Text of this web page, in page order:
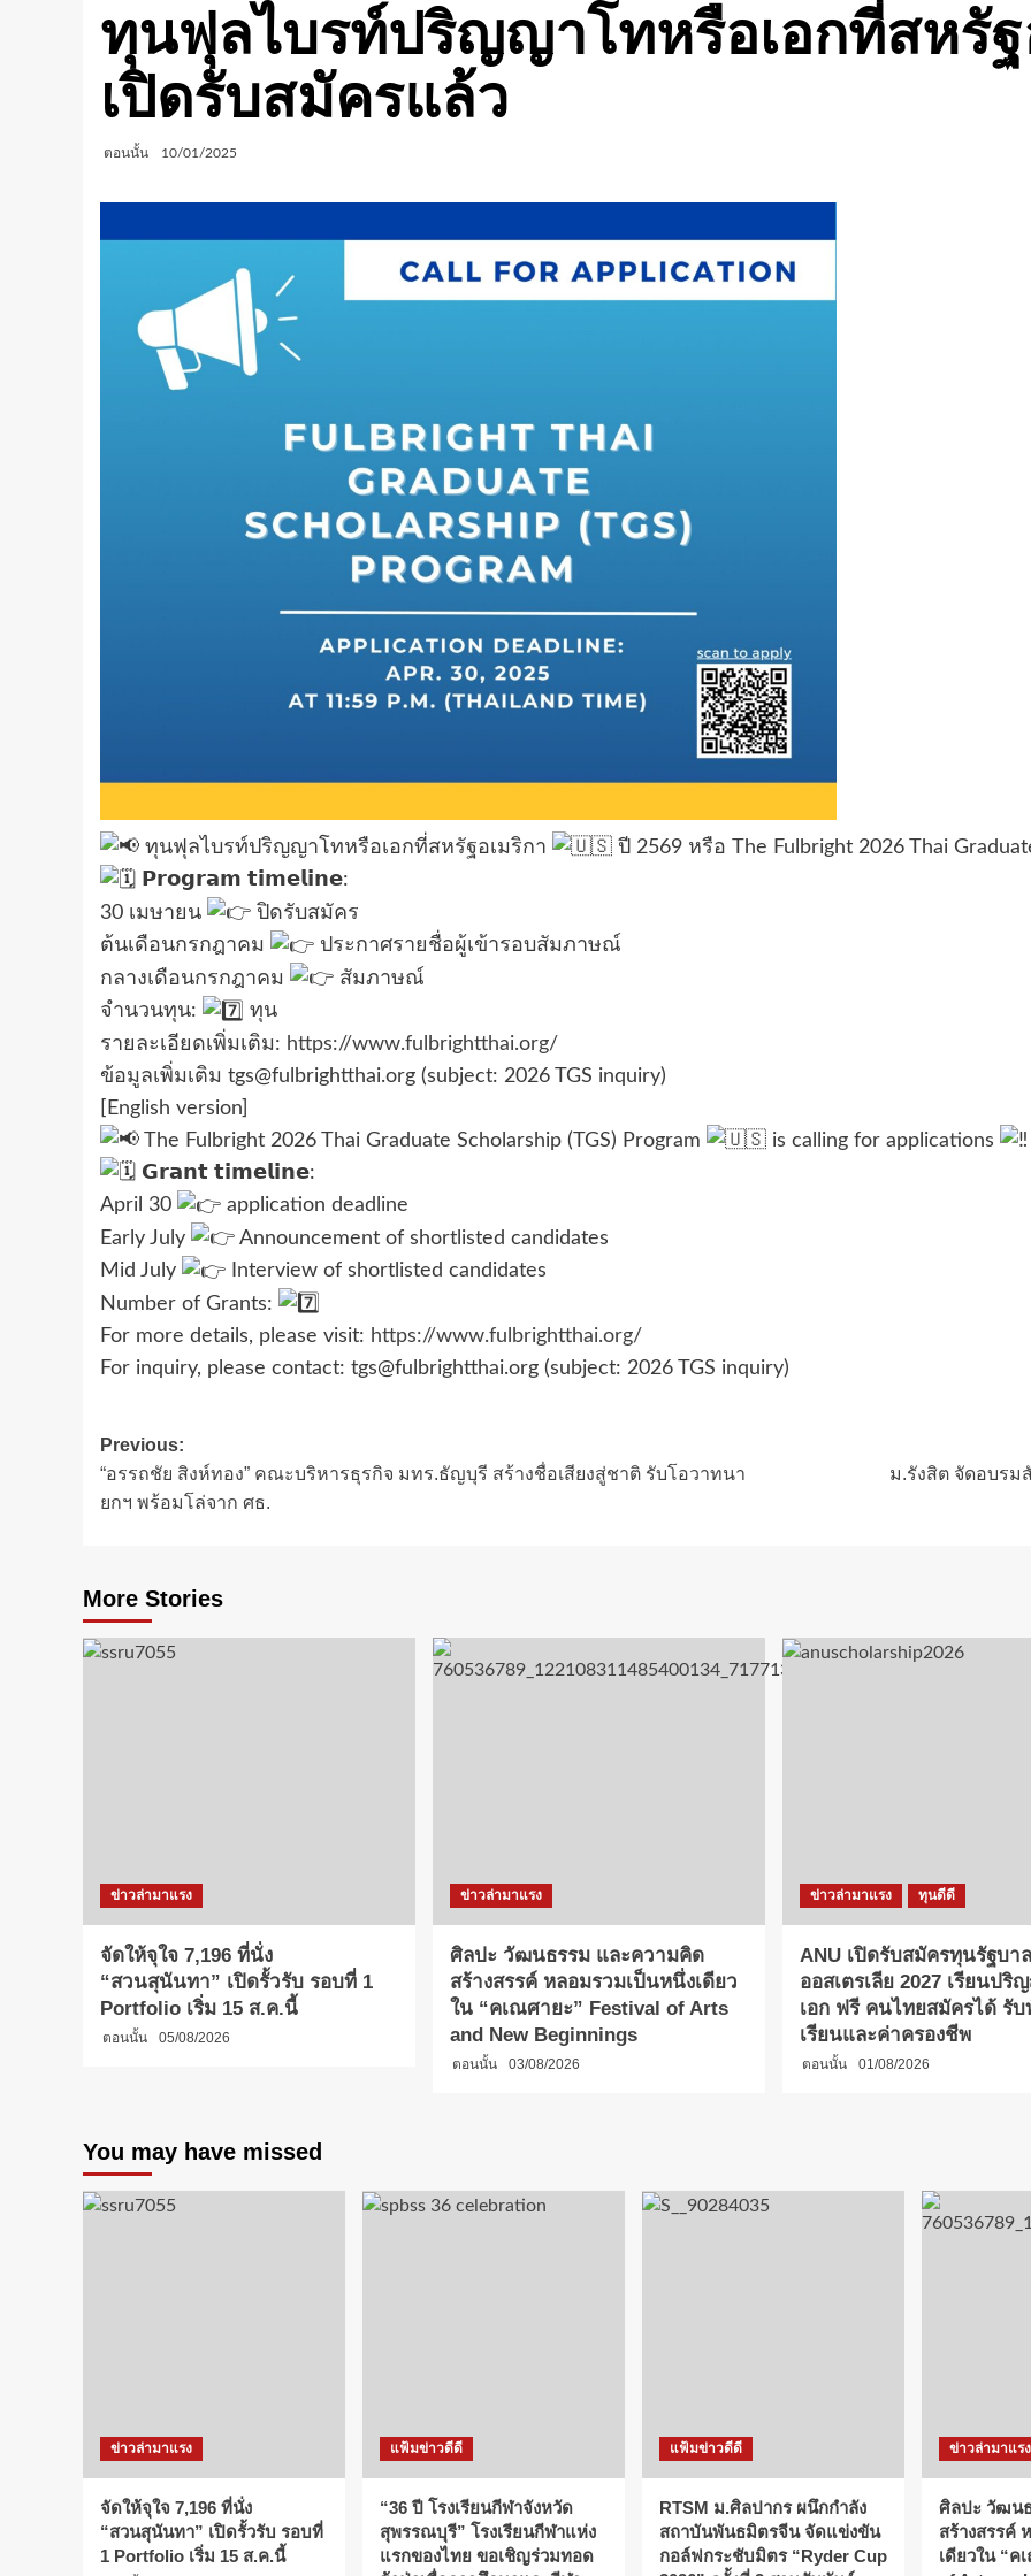
ทุนฟุลไบรท์ปริญญาโทหรือเอกที่สหรัฐ
เปิดรับสมัครแล้ว
ตอนนั้น 10/01/2025
ทุนฟุลไบรท์ปริญญาโทหรือเอกที่สหรัฐอเมริกา
ปี 2569 หรือ The Fulbright 2026 Thai
𝗣𝗿𝗼𝗴𝗿𝗮𝗺 𝘁𝗶𝗺𝗲𝗹𝗶𝗻𝗲:
30 เมษายน
ปิดรับสมัคร
ต้นเดือนกรกฎาคม
ประกาศรายชื่อผู้เข้ารอบสัมภาษณ์
กลางเดือนกรกฎาคม
สัมภาษณ์
จำนวนทุน:
ทุน
รายละเอียดเพิ่มเติม: https://www.fulbrightthai.org/
ข้อมูลเพิ่มเติม tgs@fulbrightthai.org (subject: 2026 TGS inquiry)
[English version]
The Fulbright 2026 Thai Graduate Scholarship (TGS) Program
is calling for applications
𝗚𝗿𝗮𝗻𝘁 𝘁𝗶𝗺𝗲𝗹𝗶𝗻𝗲:
April 30
application deadline
Early July
Announcement of shortlisted candidates
Mid July
Interview of shortlisted candidates
Number of Grants:
For more details, please visit: https://www.fulbrightthai.org/
For inquiry, please contact: tgs@fulbrightthai.org (subject: 2026 TGS inquiry)
Post
navigation
Previous:
“อรรถชัย สิงห์ทอง” คณะบริหารธุรกิจ มทร.ธัญบุรี สร้างชื่อเสียงสู่ชาติ รับโอวาทนา
ยกฯ พร้อมโล่จาก ศธ.
ม.รังสิต จัดอบรม
More Stories
ข่าวล่ามาแรง
จัดให้จุใจ 7,196 ที่นั่ง
“สวนสุนันทา” เปิดรั้วรับ รอบที่ 1
Portfolio เริ่ม 15 ส.ค.นี้
ตอนนั้น 05/08/2026
ข่าวล่ามาแรง
ศิลปะ วัฒนธรรม และความคิด
สร้างสรรค์ หลอมรวมเป็นหนึ่งเดียว
ใน “คเณศายะ” Festival of Arts
and New Beginnings
ตอนนั้น 03/08/2026
ข่าวล่ามาแรง ทุนดีดี
ANU เปิดรับสมัครทุนรัฐบาล
ออสเตรเลีย 2027 เรียนปริ
เอก ฟรี คนไทยสมัครได้ รับ
เรียนและค่าครองชีพ
ตอนนั้น 01/08/2026
You may have missed
ข่าวล่ามาแรง
จัดให้จุใจ 7,196 ที่นั่ง
“สวนสุนันทา” เปิดรั้วรับ รอบที่
1 Portfolio เริ่ม 15 ส.ค.นี้
แฟ้มข่าวดีดี
“36 ปี โรงเรียนกีฬาจังหวัด
สุพรรณบุรี” โรงเรียนกีฬาแห่ง
แรกของไทย ขอเชิญร่วมทอด
แฟ้มข่าวดีดี
RTSM ม.ศิลปากร ผนึกกำลัง
สถาบันพันธมิตรจีน จัดแข่งขัน
กอล์ฟกระชับมิตร “Ryder Cup
ข่าวล่ามาแรง
ศิลปะ วัฒน
สร้างสรรค์
เดียวใน “ค